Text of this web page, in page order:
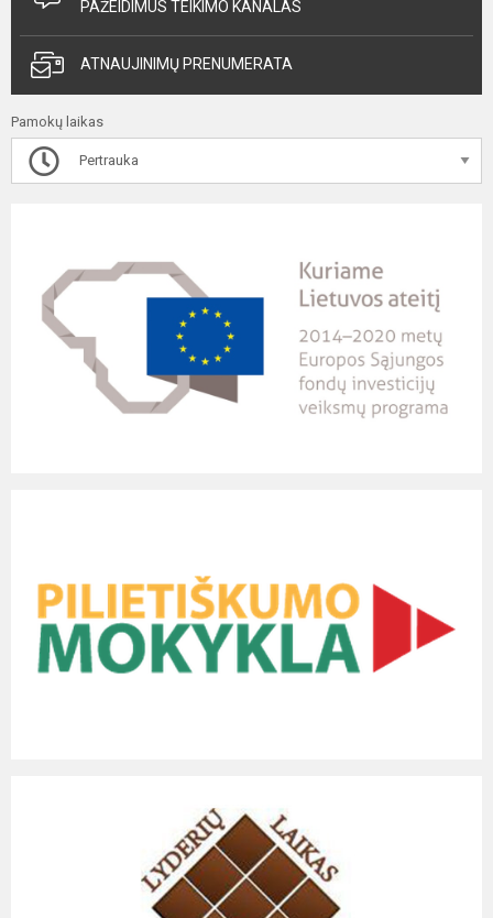
PAŽEIDIMUS TEIKIMO KANALAS
ATNAUJINIMŲ PRENUMERATA
Pamokų laikas
Pertrauka